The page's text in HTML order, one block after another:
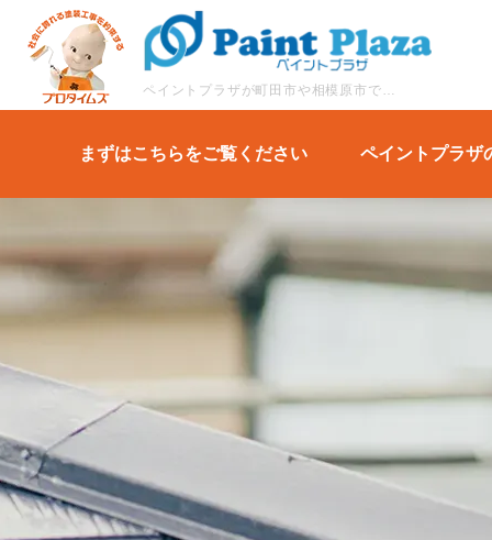
ペイントプラザが町田市や相模原市で行ってきた施工事例の詳細をご紹介します。
まずはこちらをご覧ください ペイントプラザ